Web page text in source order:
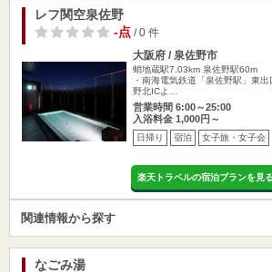
レフ関空泉佐野
-点/ 0 件
大阪府 / 泉佐野市
蛸地蔵駅7.03km 泉佐野駅60m
・南海電気鉄道「泉佐野駅」東
野北ICよ…
営業時間 6:00～25:00
入浴料金 1,000円～
日帰り 宿泊 女子旅・女子会
楽天トラベルの宿泊プランを見る
関連情報から探す
なごみ湯